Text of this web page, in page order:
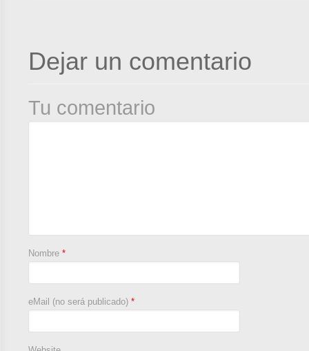
Dejar un comentario
Tu comentario
Nombre *
eMail (no será publicado) *